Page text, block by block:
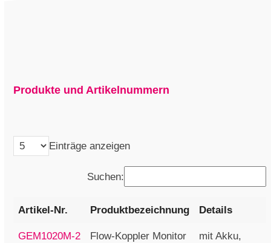
Produkte und Artikelnummern
Einträge anzeigen
Suchen:
Artikel-Nr. Produktbezeichnung Details
GEM1020M-2 Flow-Koppler Monitor
mit Akku,